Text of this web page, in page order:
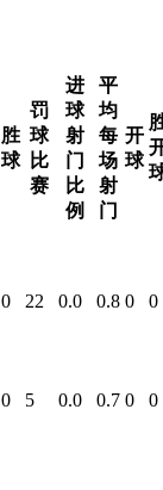
胜
球
罚
球
比
赛
进
球
射
门
比
例
平
均
每
场
射
门
开
球
0 22 0.0 0.8 0
0
0 5 0.0 0.7 0
0